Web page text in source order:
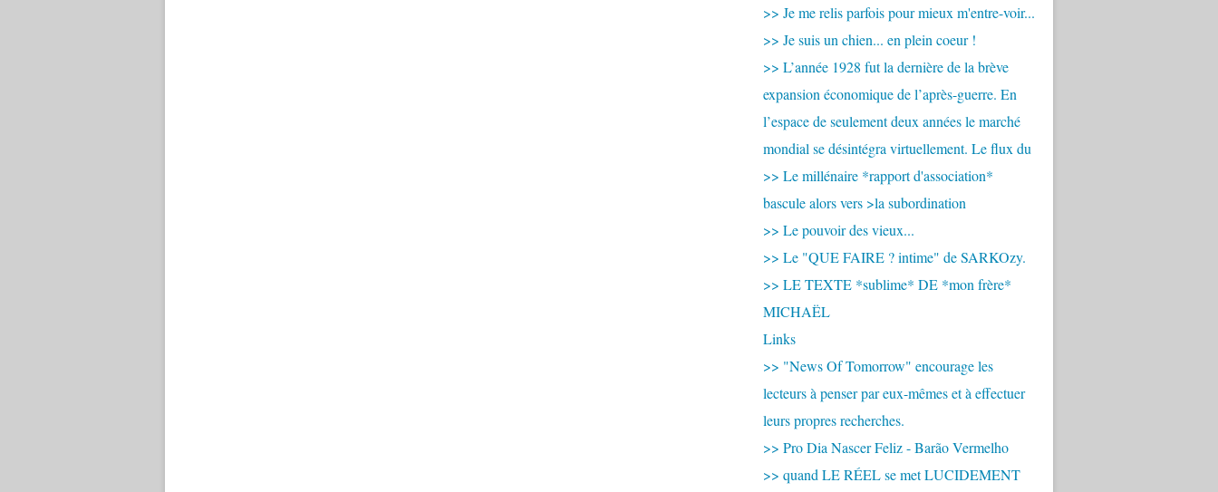
>> Je me relis parfois pour mieux m'entre-voir...
>> Je suis un chien... en plein coeur !
>> L’année 1928 fut la dernière de la brève
expansion économique de l’après-guerre. En
l’espace de seulement deux années le marché
mondial se désintégra virtuellement. Le flux du
>> Le millénaire *rapport d'association*
bascule alors vers >la subordination
>> Le pouvoir des vieux...
>> Le "QUE FAIRE ? intime" de SARKOzy.
>> LE TEXTE *sublime* DE *mon frère*
MICHAËL
Links
>> "News Of Tomorrow" encourage les
lecteurs à penser par eux-mêmes et à effectuer
leurs propres recherches.
>> Pro Dia Nascer Feliz - Barão Vermelho
>> quand LE RÉEL se met LUCIDEMENT